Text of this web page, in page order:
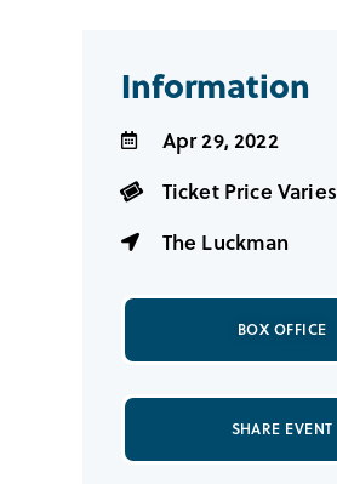
Information
Apr 29, 2022
Ticket Price Varies
The Luckman
BOX OFFICE
SHARE EVENT